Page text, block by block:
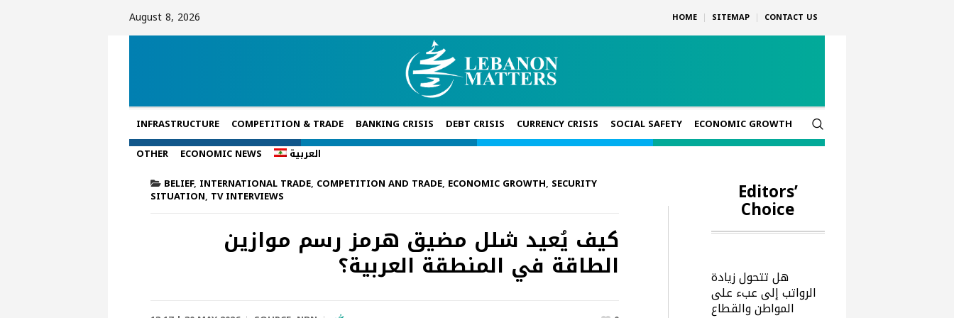
HOME SITEMAP CONTACT US
August 8, 2026
INFRASTRUCTURE COMPETITION & TRADE BANKING CRISIS DEBT CRISIS CURRENCY CRISIS SOCIAL SAFETY
ECONOMIC GROWTH
OTHER
ECONOMIC NEWS
العربية
BELIEF, INTERNATIONAL TRADE, COMPETITION AND TRADE, ECONOMIC GROWTH, SECURITY
SITUATION, TV INTERVIEWS
كيف يُعيد شلل مضيق هرمز رسم موازين
الطاقة في المنطقة العربية؟
Editors’
Choice
هل تتحول زيادة
الرواتب إلى عبء على
المواطن والقطاع